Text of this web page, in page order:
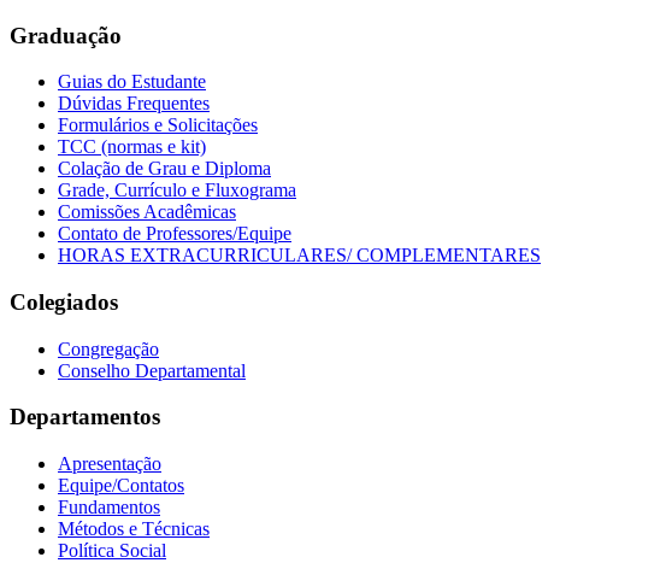
Graduação
Guias do Estudante
Dúvidas Frequentes
Formulários e Solicitações
TCC (normas e kit)
Colação de Grau e Diploma
Grade, Currículo e Fluxograma
Comissões Acadêmicas
Contato de Professores/Equipe
HORAS EXTRACURRICULARES/ COMPLEMENTARES
Colegiados
Congregação
Conselho Departamental
Departamentos
Apresentação
Equipe/Contatos
Fundamentos
Métodos e Técnicas
Política Social